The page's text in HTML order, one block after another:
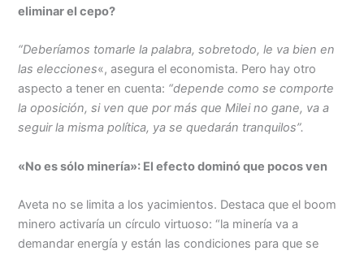
eliminar el cepo?
“Deberíamos tomarle la palabra, sobretodo, le va bien en
las elecciones«, asegura el economista. Pero hay otro
aspecto a tener en cuenta: “depende como se comporte
la oposición, si ven que por más que Milei no gane, va a
seguir la misma política, ya se quedarán tranquilos”.
«No es sólo minería»: El efecto dominó que pocos ven
Aveta no se limita a los yacimientos. Destaca que el boom
minero activaría un círculo virtuoso: “la minería va a
demandar energía y están las condiciones para que se